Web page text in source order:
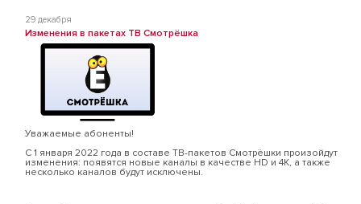
29 декабря
Изменения в пакетах ТВ Смотрёшка
Уважаемые абоненты!
С 1 января 2022 года в составе ТВ-пакетов Смотрёшки произойдут
изменения: появятся новые каналы в качестве HD и 4К, а также
несколько каналов будут исключены.